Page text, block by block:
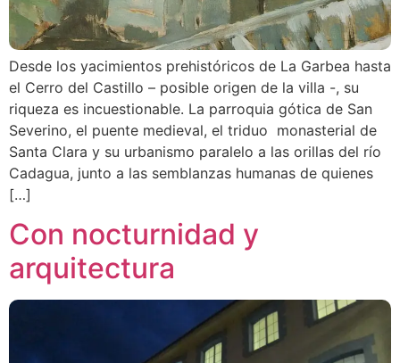
Desde los yacimientos prehistóricos de La Garbea hasta
el Cerro del Castillo – posible origen de la villa -, su
riqueza es incuestionable. La parroquia gótica de San
Severino, el puente medieval, el triduo monasterial de
Santa Clara y su urbanismo paralelo a las orillas del río
Cadagua, junto a las semblanzas humanas de quienes
[…]
Con nocturnidad y
arquitectura